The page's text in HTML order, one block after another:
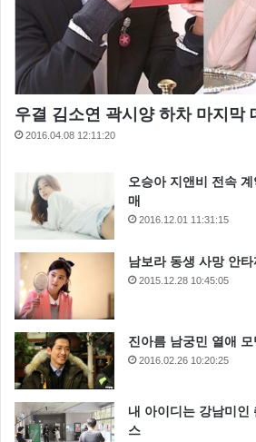
우결 김소연 곽시양 하차 마지막
2016.04.08 12:11:20
오승아 지앤비 전속
매
2016.12.01 11:31:15
남보라 동생 사망 안
2015.12.28 10:45:05
진아름 남궁민 열애
2016.02.26 10:20:25
내 아이디는 강남미인
스